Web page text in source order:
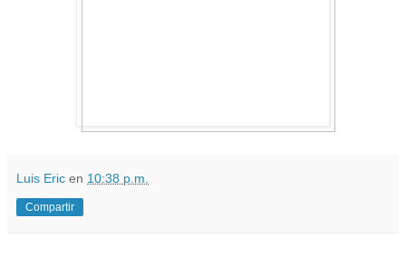
Luis Eric en 10:38 p.m.
Compartir